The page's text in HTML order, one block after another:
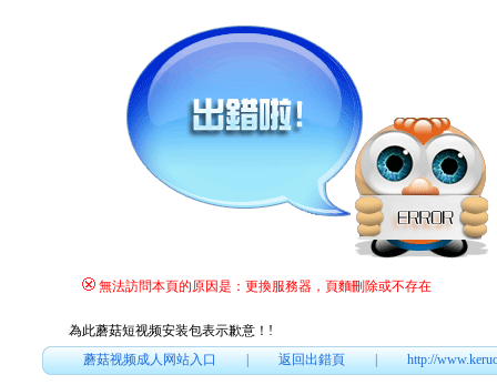
無法訪問本頁的原因是：更換服務器，頁麵刪除或不存在
為此蘑菇短视频安装包表示歉意！ !
蘑菇视频成人网站入口|返回出錯頁|http://